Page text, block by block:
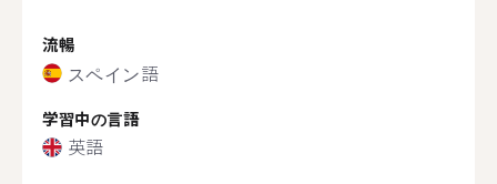
流暢
スペイン語
学習中の言語
英語